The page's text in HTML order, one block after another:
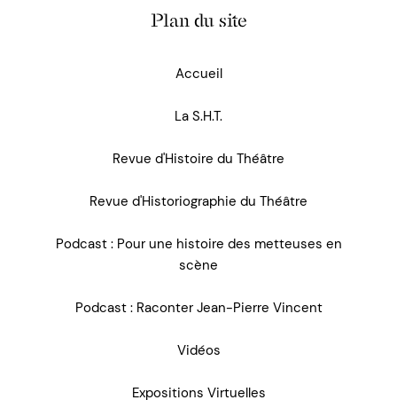
Plan du site
Accueil
La S.H.T.
Revue d'Histoire du Théâtre
Revue d'Historiographie du Théâtre
Podcast : Pour une histoire des metteuses en
scène
Podcast : Raconter Jean-Pierre Vincent
Vidéos
Expositions Virtuelles